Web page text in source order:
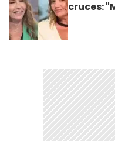
cruces: